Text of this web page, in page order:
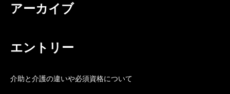
アーカイブ
エントリー
介助と介護の違いや必須資格について